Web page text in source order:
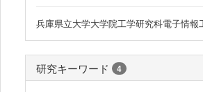
兵庫県立大学大学院工学研究科電子情報
研究キーワード 4